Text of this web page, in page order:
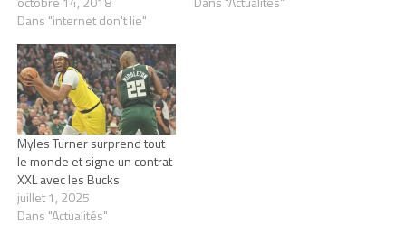
Dans "internet don't lie"
Myles Turner surprend tout
le monde et signe un contrat
XXL avec les Bucks
juillet 1, 2025
Dans "Actualités"